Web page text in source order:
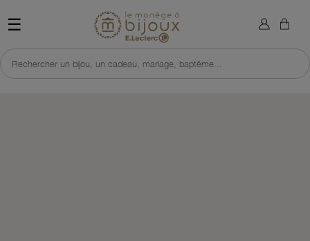
☰ Retour à l'accueil du site
Rechercher un bijou, un cadeau, mariage, baptême...
×